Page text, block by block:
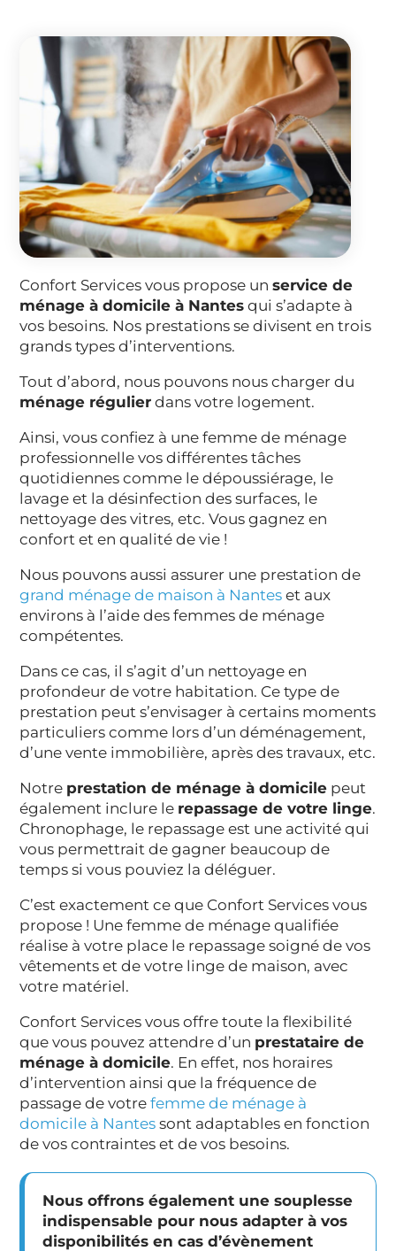
Confort Services vous propose unservice de
ménage à domicile à Nantes qui s’adapte à
vos besoins. Nos prestations se divisent en trois
grands types d’interventions.
Tout d’abord, nous pouvons nous charger du
ménage régulier dans votre logement.
Ainsi, vous confiez à une femme de ménage
professionnelle vos différentes tâches
quotidiennes comme le dépoussiérage, le
lavage et la désinfection des surfaces, le
nettoyage des vitres, etc. Vous gagnez en
confort et en qualité de vie !
Nous pouvons aussi assurer une prestation de
grand ménage de maison à Nantes et aux
environs à l’aide des femmes de ménage
compétentes.
Dans ce cas, il s’agit d’un nettoyage en
profondeur de votre habitation. Ce type de
prestation peut s’envisager à certains moments
particuliers comme lors d’un déménagement,
d’une vente immobilière, après des travaux, etc.
Notre prestation de ménage à domicile peut
également inclure le repassage de votre linge.
Chronophage, le repassage est une activité qui
vous permettrait de gagner beaucoup de
temps si vous pouviez la déléguer.
C’est exactement ce que Confort Services vous
propose ! Une femme de ménage qualifiée
réalise à votre place le repassage soigné de vos
vêtements et de votre linge de maison, avec
votre matériel.
Confort Services vous offre toute la flexibilité
que vous pouvez attendre d’un prestataire de
ménage à domicile. En effet, nos horaires
d’intervention ainsi que la fréquence de
passage de votrefemme de ménage à
domicile à Nantes sont adaptables en fonction
de vos contraintes et de vos besoins.
Nous offrons également unesouplesse
indispensable pour nous adapter à vos
disponibilités en cas d’évènement